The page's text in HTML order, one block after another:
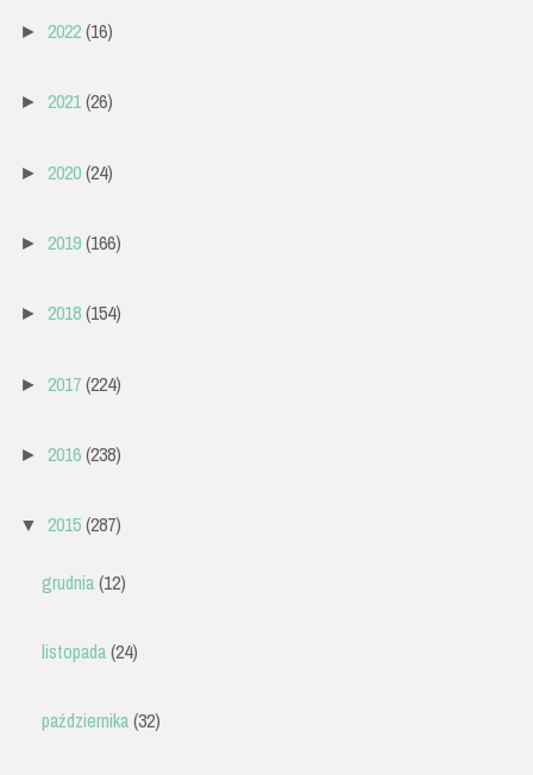
► 2022(16)
► 2021(26)
► 2020(24)
► 2019(166)
► 2018(154)
► 2017(224)
► 2016(238)
▼ 2015(287)
grudnia(12)
listopada(24)
października(32)